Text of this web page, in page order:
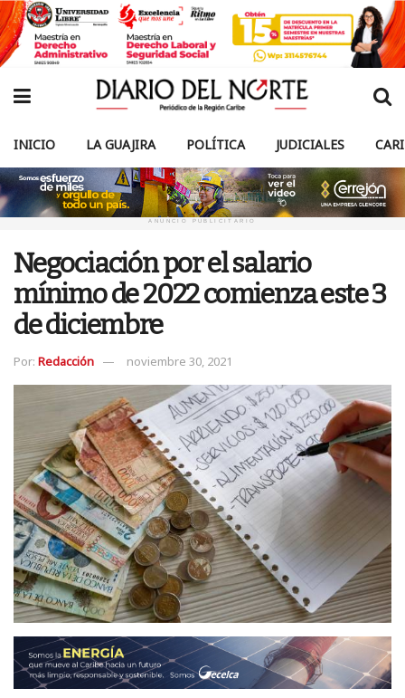
INICIO LA GUAJIRA POLÍTICA JUDICIALES
ANUNCIO PUBLICITARIO
Negociación por el salario
mínimo de 2022 comienza este 3
de diciembre
Por: Redacción noviembre 30, 2021